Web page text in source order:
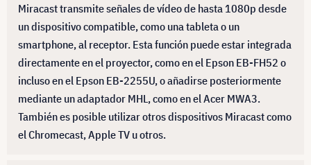
Miracast transmite señales de vídeo de hasta 1080p desde
un dispositivo compatible, como una tableta o un
smartphone, al receptor. Esta función puede estar integrada
directamente en el proyector, como en el Epson EB-FH52 o
incluso en el Epson EB-2255U, o añadirse posteriormente
mediante un adaptador MHL, como en el Acer MWA3.
También es posible utilizar otros dispositivos Miracast como
el Chromecast, Apple TV u otros.